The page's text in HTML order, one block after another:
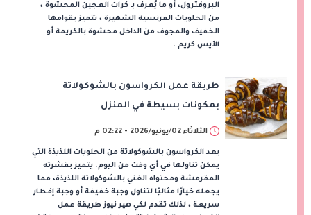
البروفترول، أو ما يُعرف بـ كرات العجين المحشوة ،
من الحلويات الفرنسية الشهيرة ، تتميز بقوامها
الخفيف والمجوف من الداخل محشوة بالكريمة أو
الآيس كريم .
طريقة عمل الكرواسون بالشوكولاتة
بمكونات بسيطة في المنزل
الثلاثاء 02/يونيو/2026 - 02:22 م
يعد الكرواسون بالشوكولاتة من الحلويات اللذيذة التي
يمكن تناولها في أي وقت من اليوم. يتميز بقشرته
المقرمشة ومحتواه الغني بالشوكولاتة اللذيذة، مما
يجعله خيارًا مثاليًا لتناول وجبة خفيفة أو وجبة إفطار
سريعة ، لذلك تقدم لكي هير نيوز طريقة عمل